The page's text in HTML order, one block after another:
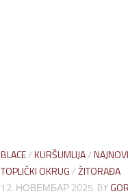
BLACE/KURŠUMLIJA/
TOPLIČKI OKRUG/ŽITORAĐA
12. НОВЕМБАР 2025. BY